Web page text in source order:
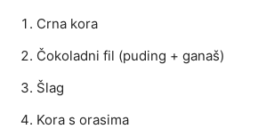
Crna kora
Čokoladni fil (puding + ganaš)
Šlag
Kora s orasima